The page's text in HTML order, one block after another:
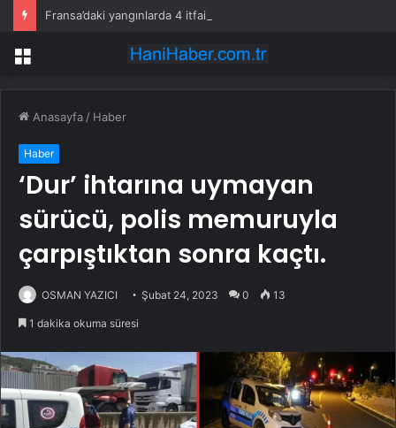
Fransa’daki yangınlarda 4 itfaiye eri hayatını kaybetti
Menü
Anasayfa / Haber
Haber
‘Dur’ ihtarına uymayan
sürücü, polis memuruyla
çarpıştıktan sonra kaçtı.
OSMAN YAZICI Şubat 24, 2023 0 13
1 dakika okuma süresi